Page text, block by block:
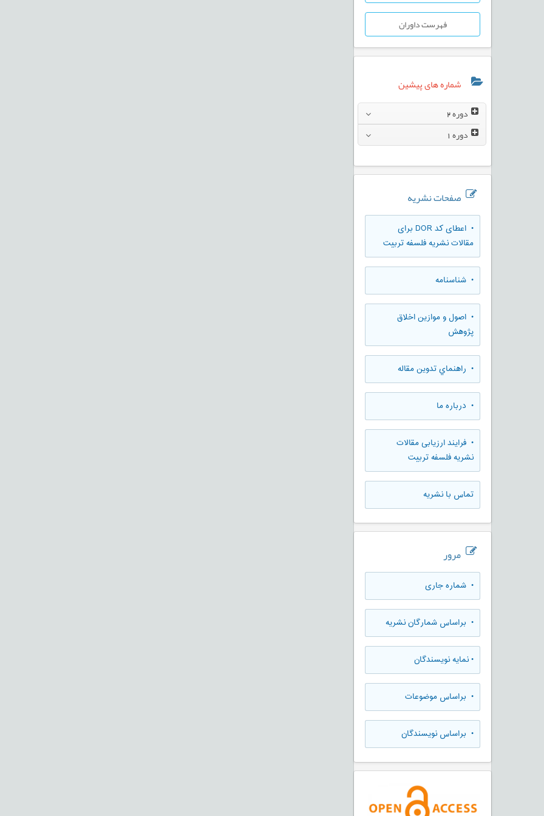
فهرست داوران
شماره های پیشین
دوره
دوره
صفحات نشریه
• اعطای کد DOR برای
مقالات نشریه فلسفه تربیت
• شناسنامه
• اصول و موازین اخلاق
پژوهش
• راهنماي تدوين مقاله
• درباره ما
• فرایند ارزیابی مقالات
نشریه فلسفه تربیت
تماس با نشریه
مرور
• شماره جاری
• براساس شمارگان نشریه
•نمایه نویسندگان
• براساس موضوعات
• براساس نویسندگان